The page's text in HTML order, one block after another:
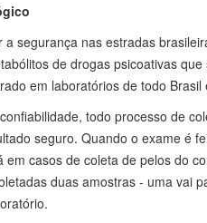
a segurança nas estradas
de drogas psicoativas
em laboratórios de todo
todo processo de
seguro. Quando o exame é
em casos de coleta de pelos do
duas amostras - uma vai